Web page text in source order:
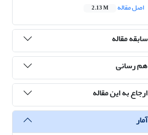
اصل مقاله
2.13 M
سابقه مقاله
هم رسانی
ارجاع به این مقاله
آمار